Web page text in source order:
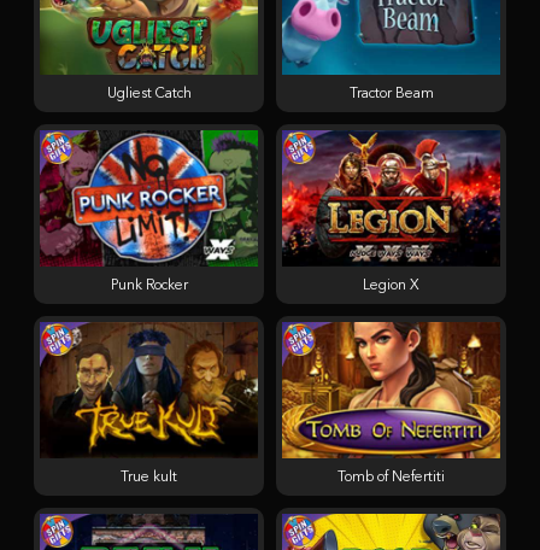
Tractor Beam
Tomb of Nefertiti
Legion X
Punk Rocker
True kult
Ugliest Catch